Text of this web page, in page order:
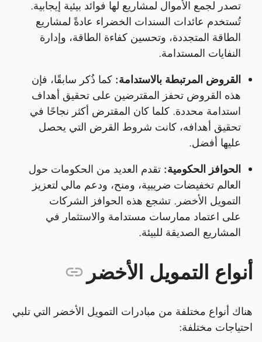
تصدر لجمع الأموال لمشاريع لها فوائد بيئية إيجابية.
تُستخدم عائدات السندات الخضراء عادةً لمشاريع
الطاقة المتجددة، وتحسين كفاءة الطاقة، وإدارة
النفايات المستدامة.
القروض المرتبطة بالاستدامة: كما ذُكر سابقًا، فإن
هذه القروض تحفز المقترضين على تحقيق أهداف
استدامة محددة. كلما كان المقترض أكثر نجاحًا في
تحقيق أهدافه، كانت شروط القرض التي يحصل
عليها أفضل.
الحوافز الحكومية: تقدم العديد من الحكومات حول
العالم تخفيضات ضريبية، ومنح، ودعم مالي لتعزيز
التمويل الأخضر. تشجع هذه الحوافز الشركات
على اعتماد ممارسات مستدامة والاستثمار في
المشاريع الصديقة للبيئة.
أنواع التمويل الأخضر
هناك أنواع مختلفة من مبادرات التمويل الأخضر التي تلبي
احتياجات مختلفة: